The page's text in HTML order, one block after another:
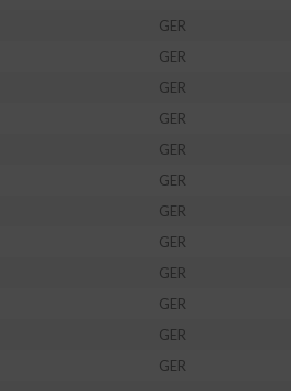
GER
GER
GER
GER
GER
GER
GER
GER
GER
GER
GER
GER
Inhalte
von Daten aus